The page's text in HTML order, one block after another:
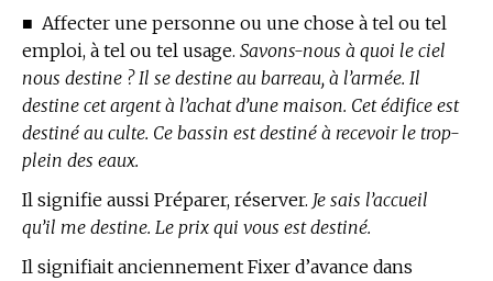
■ Affecter une personne ou une chose à tel ou tel
emploi, à tel ou tel usage. Savons-nous à quoi le ciel
nous destine ? Il se destine au barreau, à l’armée. Il
destine cet argent à l’achat d’une maison. Cet édifice est
destiné au culte. Ce bassin est destiné à recevoir le trop-
plein des eaux.
Il signifie aussi Préparer, réserver. Je sais l’accueil
qu’il me destine. Le prix qui vous est destiné.
Il signifiait anciennement Fixer d’avance dans